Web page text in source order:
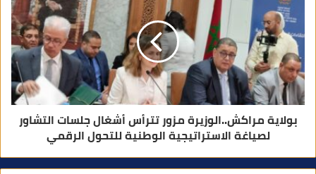
بولاية مراكش..الوزيرة مزور تترأس أشغال جلسات التشاور
لصياغة الاستراتيجية الوطنية للتحول الرقمي